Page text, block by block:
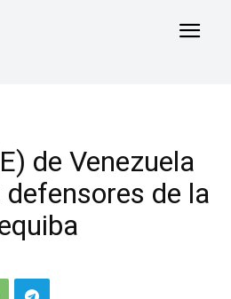
de Venezuela
de la